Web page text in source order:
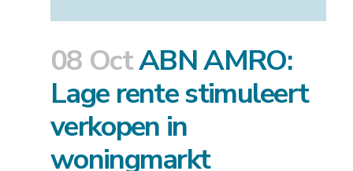
08 OctABN AMRO:
Lage rente stimuleert
verkopen in
woningmarkt